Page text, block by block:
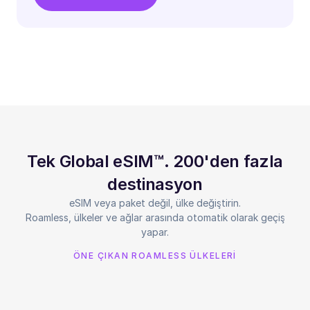
Tek Global eSIM™. 200'den fazla
destinasyon
eSIM veya paket değil, ülke değiştirin.
Roamless, ülkeler ve ağlar arasında otomatik olarak geçiş
yapar.
ÖNE ÇIKAN ROAMLESS ÜLKELERİ